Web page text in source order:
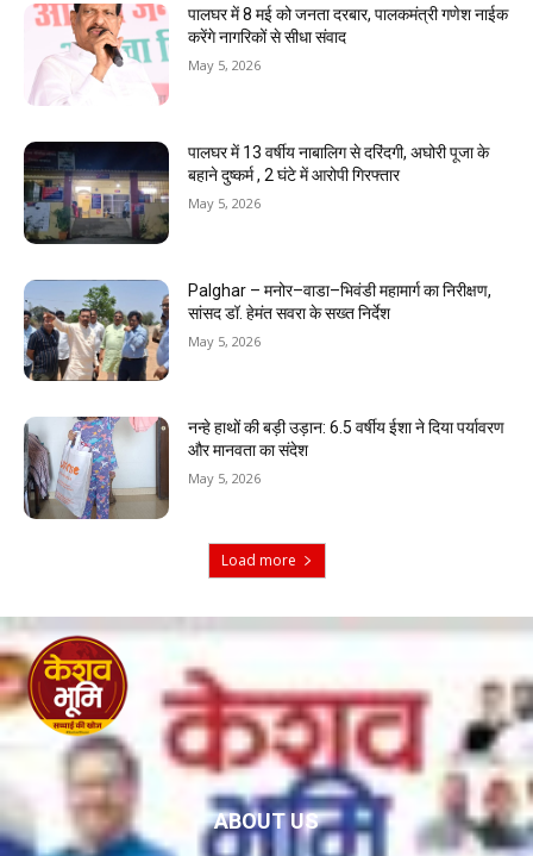
पालघर में 8 मई को जनता दरबार, पालकमंत्री गणेश नाईक
करेंगे नागरिकों से सीधा संवाद
May 5, 2026
पालघर में 13 वर्षीय नाबालिग से दरिंदगी, अघोरी पूजा के
बहाने दुष्कर्म , 2 घंटे में आरोपी गिरफ्तार
May 5, 2026
Palghar – मनोर–वाडा–भिवंडी महामार्ग का निरीक्षण,
सांसद डॉ. हेमंत सवरा के सख्त निर्देश
May 5, 2026
नन्हे हाथों की बड़ी उड़ान: 6.5 वर्षीय ईशा ने दिया पर्यावरण
और मानवता का संदेश
May 5, 2026
Load more
ABOUT US